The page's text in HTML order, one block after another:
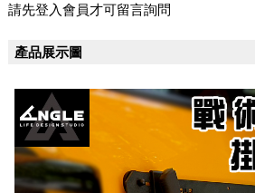
請先登入會員才可留言詢問
產品展示圖